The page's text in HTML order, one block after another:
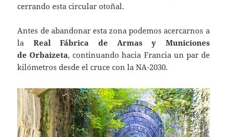
cerrando esta circular otoñal.
Antes de abandonar esta zona podemos acercarnos a
la Real Fábrica de Armas y Municiones
de Orbaizeta, continuando hacia Francia un par de
kilómetros desde el cruce con la NA-2030.